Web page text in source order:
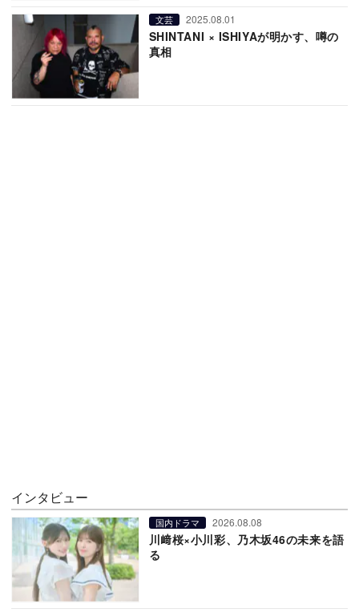
文芸 2025.08.01
SHINTANI × ISHIYAが明かす、噂の
真相
インタビュー
国内ドラマ 2026.08.08
川﨑桜×小川彩、乃木坂46の未来を語
る